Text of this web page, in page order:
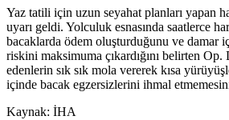
Yaz tatili için uzun seyahat planları yapan
uyarı geldi. Yolculuk esnasında saatlerce
bacaklarda ödem oluşturduğunu ve damar
riskini maksimuma çıkardığını belirten
edenlerin sık sık mola vererek kısa
içinde bacak egzersizlerini ihmal
Kaynak: İHA